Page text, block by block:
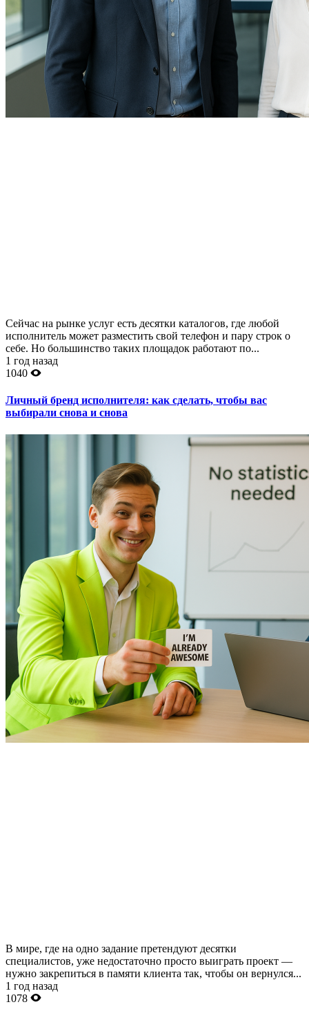
Сейчас на рынке услуг есть десятки каталогов, где любой
исполнитель может разместить свой телефон и пару строк о
себе. Но большинство таких площадок работают по...
1 год назад
1040
Личный бренд исполнителя: как сделать, чтобы вас
выбирали снова и снова
В мире, где на одно задание претендуют десятки
специалистов, уже недостаточно просто выиграть проект —
нужно закрепиться в памяти клиента так, чтобы он вернулся...
1 год назад
1078